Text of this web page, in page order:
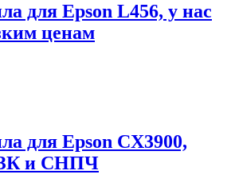
для Epson L456, у нас
ценам
для Epson CX3900,
и СНПЧ